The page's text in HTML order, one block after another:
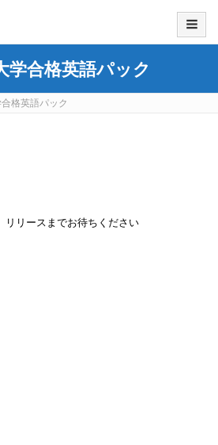
学合格英語パック
合格英語パック
リリースまでお待ちください